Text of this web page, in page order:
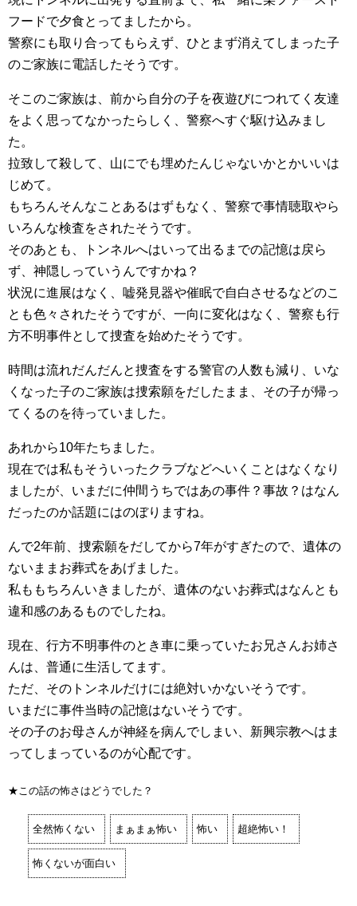
フードで夕食とってましたから。
警察にも取り合ってもらえず、ひとまず消えてしまった子
のご家族に電話したそうです。
そこのご家族は、前から自分の子を夜遊びにつれてく友達
をよく思ってなかったらしく、警察へすぐ駆け込みまし
た。
拉致して殺して、山にでも埋めたんじゃないかとかいいは
じめて。
もちろんそんなことあるはずもなく、警察で事情聴取やら
いろんな検査をされたそうです。
そのあとも、トンネルへはいって出るまでの記憶は戻ら
ず、神隠しっていうんですかね？
状況に進展はなく、嘘発見器や催眠で自白させるなどのこ
とも色々されたそうですが、一向に変化はなく、警察も行
方不明事件として捜査を始めたそうです。
時間は流れだんだんと捜査をする警官の人数も減り、いな
くなった子のご家族は捜索願をだしたまま、その子が帰っ
てくるのを待っていました。
あれから10年たちました。
現在では私もそういったクラブなどへいくことはなくなり
ましたが、いまだに仲間うちではあの事件？事故？はなん
だったのか話題にはのぼりますね。
んで2年前、捜索願をだしてから7年がすぎたので、遺体の
ないままお葬式をあげました。
私ももちろんいきましたが、遺体のないお葬式はなんとも
違和感のあるものでしたね。
現在、行方不明事件のとき車に乗っていたお兄さんお姉さ
んは、普通に生活してます。
ただ、そのトンネルだけには絶対いかないそうです。
いまだに事件当時の記憶はないそうです。
その子のお母さんが神経を病んでしまい、新興宗教へはま
ってしまっているのが心配です。
★この話の怖さはどうでした？
全然怖くない まぁまぁ怖い 怖い 超絶怖い！
怖くないが面白い